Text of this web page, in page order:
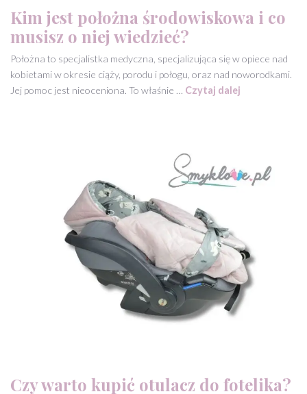
Kim jest położna środowiskowa i co
musisz o niej wiedzieć?
Położna to specjalistka medyczna, specjalizująca się w opiece nad
kobietami w okresie ciąży, porodu i połogu, oraz nad noworodkami.
Jej pomoc jest nieoceniona. To właśnie … Czytaj dalej
Czy warto kupić otulacz do fotelika?